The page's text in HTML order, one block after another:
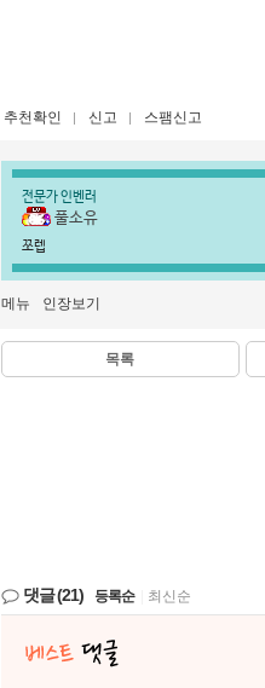
추천확인 신고 스팸신고
전문가 인벤러
풀소유
쪼렙
메뉴 인장보기
목록
댓글(21) 등록순 최신순